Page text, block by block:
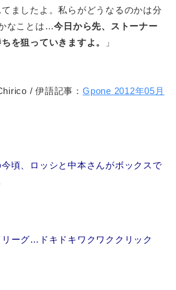
ましたよ。私らがどうなるのかは分
なことは…今日から先、ストーナー
を狙っていきますよ。
」
/ 伊語記事： Gpone 2012年05月
頃、ロッシと中本さんがボックスで
ーグ…ドキドキワクワククリック